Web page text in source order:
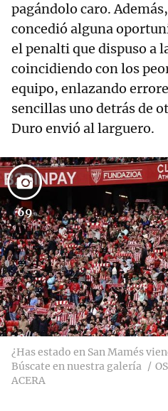
pagándolo caro.
concedió alguna
el penalti que dispuso a
coincidiendo con los
equipo, enlazando
sencillas uno detrás de
Duro envió al larguero.
69
¿Has estado en San Mamés
Búscate en nuestra galería
ACERA